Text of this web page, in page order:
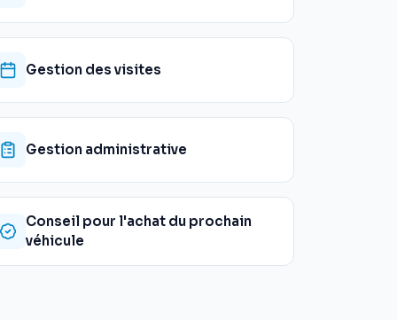
Gestion des visites
Gestion administrative
Conseil pour l'achat du prochain
véhicule